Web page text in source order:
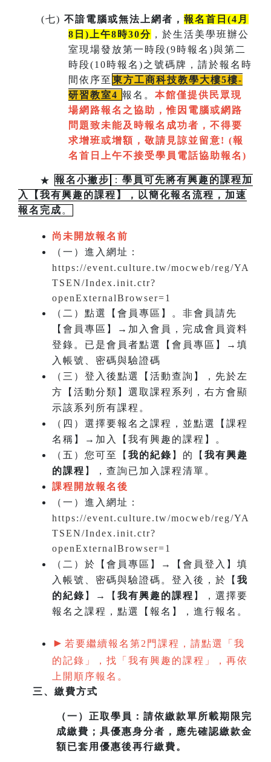
(七) 不諳電腦或無法上網者， 報名首日(4月
8日)上午8時30分 ，於生活美學班辦公
室現場發放第一時段(9時報名)與第二
時段(10時報名)之號碼牌，請於報名時
間依序至 東方工商科技教學大樓5樓-
研習教室4 報名。本館僅提供民眾現
場網路報名之協助，惟因電腦或網路
問題致未能及時報名成功者，不得要
求增班或增額，敬請見諒並留意! (報
名首日上午不接受學員電話協助報名)
★ 報名小撇步 ： 學員可先將有興趣的課程加
入【我有興趣的課程】，以簡化報名流程，加速
報名完成。
尚未開放報名前
（一）進入網址：
https://event.culture.tw/mocweb/reg/YA
TSEN/Index.init.ctr?
openExternalBrowser=1
（二）點選【會員專區】。非會員請先
【會員專區】→加入會員，完成會員資料
登錄。已是會員者點選【會員專區】→填
入帳號、密碼與驗證碼
（三）登入後點選【活動查詢】，先於左
方【活動分類】選取課程系列，右方會顯
示該系列所有課程。
（四）選擇要報名之課程，並點選【課程
名稱】→加入【我有興趣的課程】。
（五）您可至【 我的紀錄 】的【 我有興趣
的課程 】，查詢已加入課程清單。
課程開放報名後
（一） 進入網址：
https://event.culture.tw/mocweb/reg/YA
TSEN/Index.init.ctr?
openExternalBrowser=1
（二）於【會員專區】→【會員登入】填
入帳號、密碼與驗證碼。登入後，於【 我
的紀錄 】→【 我有興趣的課程 】，選擇要
報名之課程，點選【報名】，進行報名。
► 若要繼續報名第2門課程，請點選「我
的記錄」，找「我有興趣的課程」，再依
上開順序報名。
三、繳費方式
（一） 正取學員：請依繳款單所載期限完
成繳費；具優惠身分者，應先確認繳款金
額已套用優惠後再行繳費。